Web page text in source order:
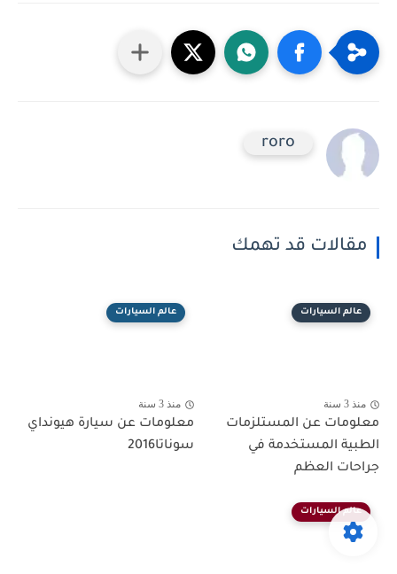
roro
مقالات قد تهمك
عالم السيارات
منذ 3 سنة
معلومات عن المستلزمات
الطبية المستخدمة في
جراحات العظم
عالم السيارات
منذ 3 سنة
معلومات عن سيارة هيونداي
سوناتا2016
عالم السيارات